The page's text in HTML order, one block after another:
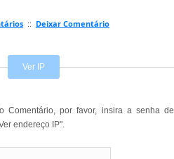
:: Deixar Comentário
Ver IP
Comentário, por favor, insira a senha de
endereço IP".